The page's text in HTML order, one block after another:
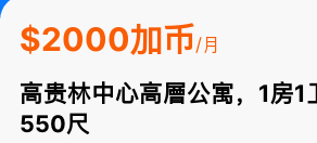
$2000加币/月
高贵林中心高層公寓，1房1
550尺